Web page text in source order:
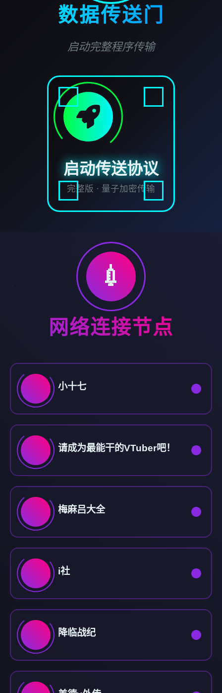
数据传送门
启动完整程序传输
启动传送协议
完整版 · 量子加密传输
💉
网络连接节点
小十七
请成为最能干的VTuber吧！
梅麻吕大全
i社
降临战纪